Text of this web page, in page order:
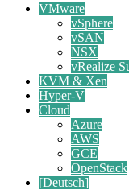
VMware
vSphere
vSAN
NSX
vRealize
KVM & Xen
Hyper-V
Cloud
Azure
AWS
GCE
OpenStack
[Deutsch]